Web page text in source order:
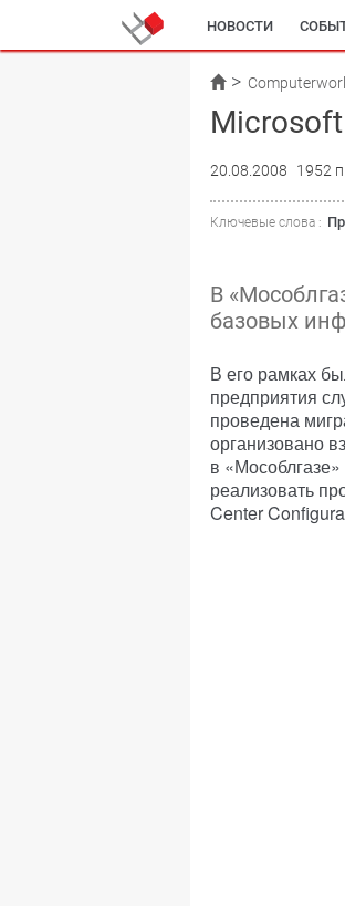
НОВОСТИ
20.08.2008 1952
Ключевые слова :
В
базовых
В его рамках
предприятия
проведена
организовано
в
реализовать
Center